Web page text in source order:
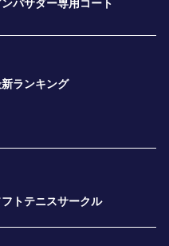
ンバサダー専用コート
ランキング
フトテニスサークル